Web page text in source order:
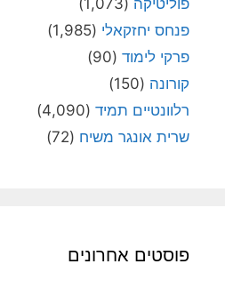
פוליטיקה (1,073)
פנחס יחזקאלי (1,985)
פרקי לימוד (90)
קורונה (150)
רלוונטיים תמיד (4,090)
שרית אונגר משיח (72)
פוסטים אחרונים